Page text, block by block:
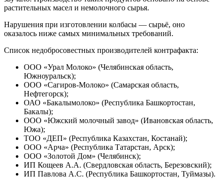
растительных масел и немолочного сырья.
Нарушения при изготовлении колбасы — сырьё, оно
оказалось ниже самых минимальных требований.
Список недобросовестных производителей контрафакта:
ООО «Урал Молоко» (Челябинская область,
Южноуральск);
ООО «Сагиров-Молоко» (Самарская область,
Нефтегорск);
ОАО «Бакалымолоко» (Республика Башкортостан,
Бакалы);
ООО «Южский молочный завод» (Ивановская область,
Южа);
ТОО «ДЕП» (Республика Казахстан, Костанай);
ООО «Арча» (Республика Татарстан, Арск);
ООО «Золотой Дом» (Челябинск);
ИП Кощеев А.А. (Свердловская область, Березовский);
ИП Павлова А.С. (Республика Башкортостан, Туймазы).